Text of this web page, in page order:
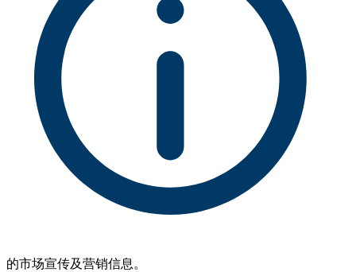
的市场宣传及营销信息。